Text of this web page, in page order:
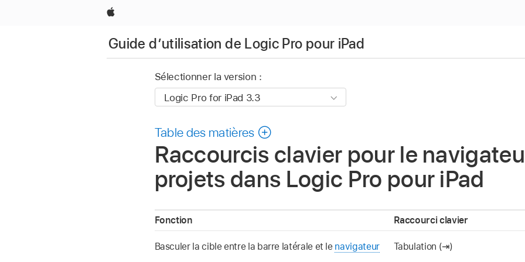
Apple
Guide d’utilisation de Logic Pro pour iPad
Sélectionner la version :
Table des matières
Raccourcis clavier pour le
projets dans Logic Pro pour iPad
Fonction Raccourci clavier
Basculer la cible entre la barre latérale et le navigateur Tabulation (⇥)